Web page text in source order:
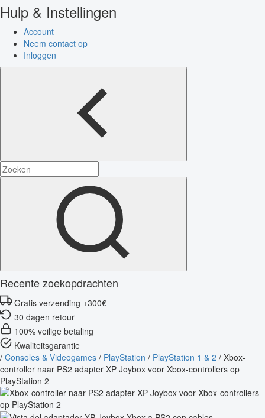
Hulp & Instellingen
Account
Neem contact op
Inloggen
Recente zoekopdrachten
Gratis verzending +300€
30 dagen retour
100% veilige betaling
Kwaliteitsgarantie
/ Consoles & Videogames / PlayStation / PlayStation 1 & 2 / Xbox-
controller naar PS2 adapter XP Joybox voor Xbox-controllers op
PlayStation 2